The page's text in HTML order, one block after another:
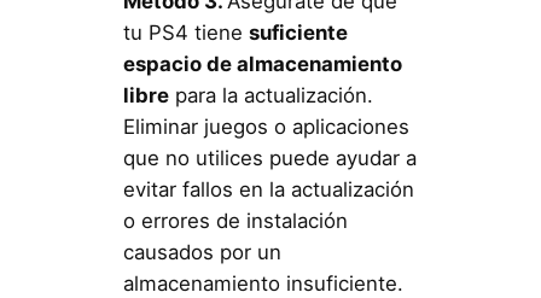
tu PS4 tiene suficiente
espacio de almacenamiento
librepara la actualización.
Eliminar juegos o aplicaciones
que no utilices puede ayudar a
evitar fallos en la actualización
o errores de instalación
causados por un
almacenamiento insuficiente.